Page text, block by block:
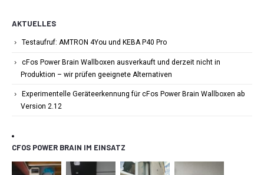
AKTUELLES
Testaufruf: AMTRON 4You und KEBA P40 Pro
cFos Power Brain Wallboxen ausverkauft und derzeit nicht in
Produktion – wir prüfen geeignete Alternativen
Experimentelle Geräteerkennung für cFos Power Brain Wallboxen ab
Version 2.12
CFOS POWER BRAIN IM EINSATZ